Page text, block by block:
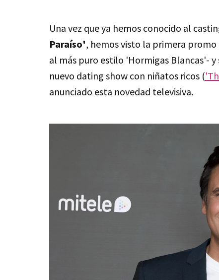
Una vez que ya hemos conocido al
Paraíso', hemos visto la primera promo
al más puro estilo 'Hormigas Blancas'- y
nuevo dating show con niñatos ricos (
anunciado esta novedad televisiva.